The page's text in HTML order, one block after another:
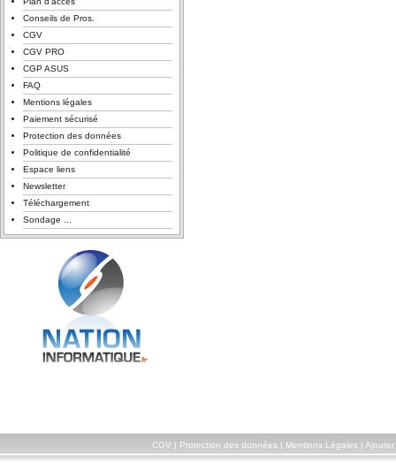
Conseils de Pros.
CGV
CGV PRO
CGP ASUS
FAQ
Mentions légales
Paiement sécurisé
Protection des données
Politique de confidentialité
Espace liens
Newsletter
Téléchargement
Sondage ...
CGV Protection des données| Mentions Légales| Ajouter